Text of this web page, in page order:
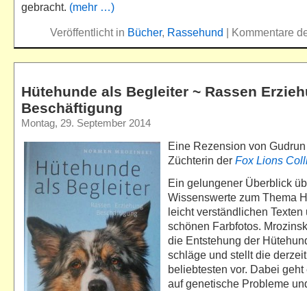
gebracht. (mehr …)
Veröffentlicht in Bücher, Rassehund | Kommentare
Hütehunde als Begleiter ~ Rassen
Beschäftigung
Montag, 29. September 2014
Eine Rezension von
Züchterin der Fox Lions
Ein gelungener Überblick
Wissenswerte zum Thema
leicht verständlichen Texten
schönen Farbfotos.
die Entstehung der
schläge und stellt die
beliebtesten vor. Dabei geht
auf genetische Probleme